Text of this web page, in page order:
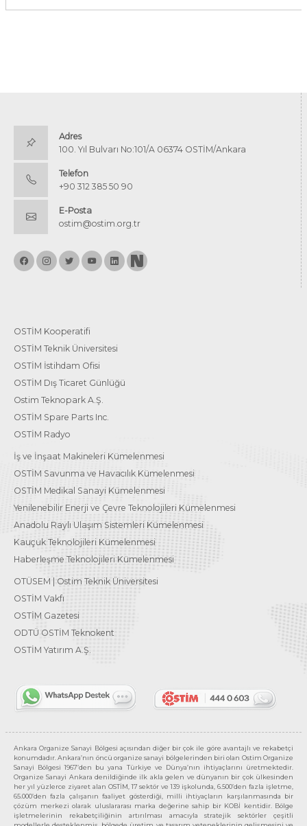
Adres
100. Yıl Bulvarı No:101/A 06374 OSTİM/Ankara
Telefon
+90 312 385 50 90
E-Posta
ostim@ostim.org.tr
OSTİM Kooperatifi
OSTİM Teknik Üniversitesi
OSTİM İstihdam Ofisi
OSTİM Dış Ticaret Günlüğü
Ostim Teknopark A.Ş.
OSTİM Spare Parts Inc.
OSTİM Radyo
İş ve İnşaat Makineleri Kümelenmesi
OSTİM Savunma ve Havacılık Kümelenmesi
OSTİM Medikal Sanayi Kümelenmesi
Yenilenebilir Enerji ve Çevre Teknolojileri Kümelenmesi
Anadolu Raylı Ulaşım Sistemleri Kümelenmesi
Kauçuk Teknolojileri Kümelenmesi
Haberleşme Teknolojileri Kümelenmesi
OTÜSEM | Ostim Teknik Üniversitesi
OSTİM Vakfı
OSTİM Gazetesi
ODTÜ OSTİM Teknokent
OSTİM Yatırım A.Ş.
Ankara Organize Sanayi Bölgesi açısından diğer bir çok ile göre avantajlı ve rekabetçi
konumdadır. Ankara’nın öncü organize sanayi bölgelerinden biri olan Ostim Organize
Sanayi Bölgesi 1967’den bu yana Türkiye ve Dünya’nın ihtiyaçlarını üretmektedir.
Organize Sanayi Ankara denildiğinde ilk akla gelen ve dünyanın bir çok ülkesinden
her yıl yüzlerce ziyaret alan OSTİM, 17 sektör ve 139 işkolunda, 6.500’den fazla işletme,
65.000’den fazla çalışanın faaliyet gösterdiği, milli ihtiyaçların karşılanmasında bir
çözüm merkezi olarak uluslararası marka değerine sahip bir KOBİ kentidir. Bölge
işletmelerinin rekabetçiliğinin artırılması amacıyla stratejik sektörler çeşitli